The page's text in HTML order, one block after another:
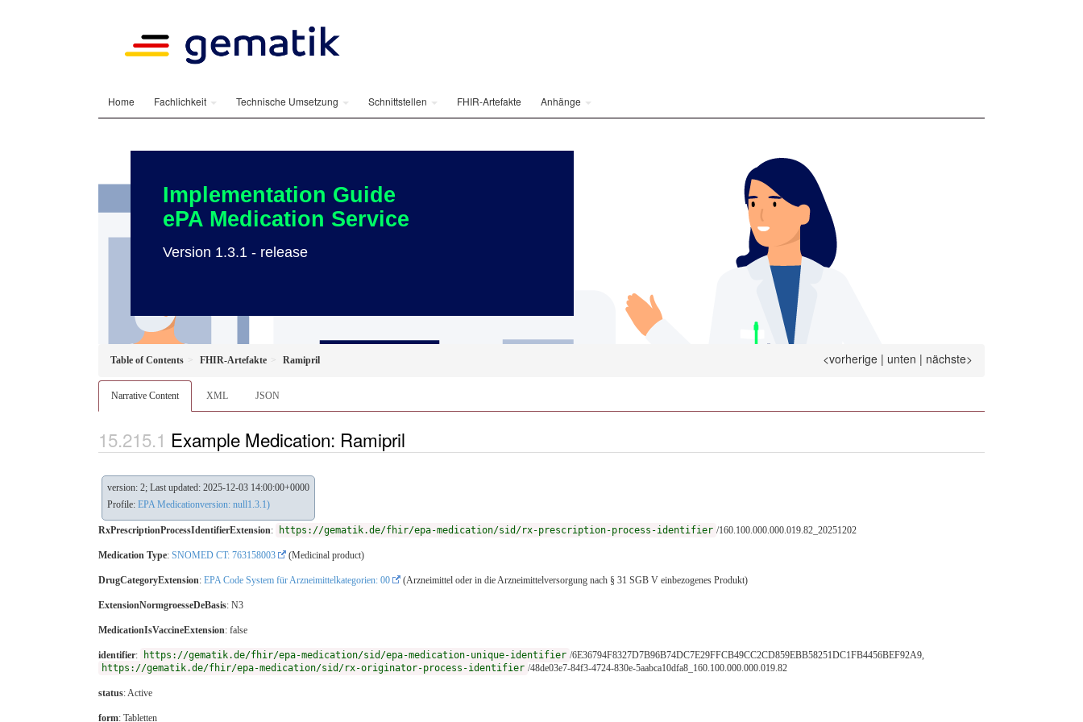
Home Fachlichkeit Technische Umsetzung Schnittstellen FHIR-Artefakte Anhänge
Implementation Guide
ePA Medication Service
Version 1.3.1 - release
Table of Contents FHIR-Artefakte Ramipril <vorherige | unten | nächste>
Narrative Content XML JSON
Example Medication: Ramipril
version: 2; Last updated: 2025-12-03 14:00:00+0000
Profile: EPA Medicationversion: null1.3.1)
RxPrescriptionProcessIdentifierExtension: https://gematik.de/fhir/epa-medication/sid/rx-prescription-process-identifier /160.100.000.000.019.82_20251202
Medication Type: SNOMED CT: 763158003 (Medicinal product)
DrugCategoryExtension: EPA Code System für Arzneimittelkategorien: 00 (Arzneimittel oder in die Arzneimittelversorgung nach § 31 SGB V einbezogenes Produkt)
ExtensionNormgroesseDeBasis: N3
MedicationIsVaccineExtension: false
identifier: https://gematik.de/fhir/epa-medication/sid/epa-medication-unique-identifier /6E36794F8327D7B96B74DC7E29FFCB49CC2CD859EBB58251DC1FB4456BEF92A9,
https://gematik.de/fhir/epa-medication/sid/rx-originator-process-identifier /48de03e7-84f3-4724-830e-5aabca10dfa8_160.100.000.000.019.82
status: Active
form: Tabletten